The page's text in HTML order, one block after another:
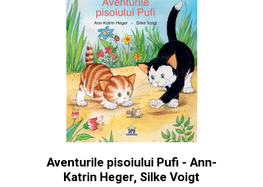
Aventurile pisoiului Pufi - Ann-
Katrin Heger, Silke Voigt